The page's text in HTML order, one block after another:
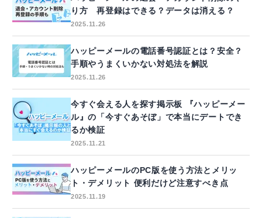
り方 再登録はできる？データは消える？
2025.11.26
ハッピーメールの電話番号認証とは？安全？
手順やうまくいかない対処法を解説
2025.11.26
今すぐ会える人を探す掲示板 『ハッピーメー
ル』の「今すぐあそぼ」で本当にデートでき
るか検証
2025.11.21
ハッピーメールのPC版を使う方法とメリッ
ト・デメリット 便利だけど注意すべき点
2025.11.19